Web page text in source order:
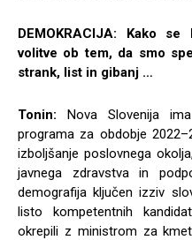
DEMOKRACIJA: Kako
volitve ob tem, da smo
strank, list in gibanj …
Tonin: Nova Slovenija
programa za obdobje
izboljšanje poslovnega
javnega zdravstva in
demografija ključen izziv
listo kompetentnih
okrepili z ministrom za